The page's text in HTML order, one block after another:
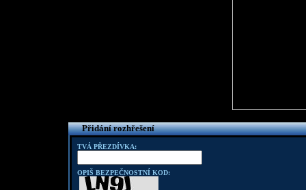
Přidání rozhřešení
TVÁ PŘEZDÍVKA:
OPIŠ BEZPEČNOSTNÍ KOD: